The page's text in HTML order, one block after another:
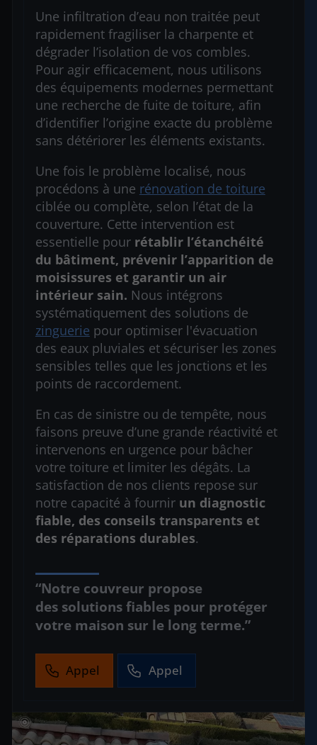
Une infiltration d’eau non traitée peut
rapidement fragiliser la charpente et
dégrader l’isolation de vos combles.
Pour agir efficacement, nous utilisons
des équipements modernes permettant
une recherche de fuite de toiture, afin
d’identifier l’origine exacte du problème
sans détériorer les éléments existants.
Une fois le problème localisé, nous
procédons à une rénovation de toiture
ciblée ou complète, selon l’état de la
couverture. Cette intervention est
essentielle pour rétablir l’étanchéité
du bâtiment, prévenir l’apparition de
moisissures et garantir un air
intérieur sain. Nous intégrons
systématiquement des solutions de
zinguerie pour optimiser l'évacuation
des eaux pluviales et sécuriser les zones
sensibles telles que les jonctions et les
points de raccordement.
En cas de sinistre ou de tempête, nous
faisons preuve d’une grande réactivité et
intervenons en urgence pour bâcher
votre toiture et limiter les dégâts. La
satisfaction de nos clients repose sur
notre capacité à fournir un diagnostic
fiable, des conseils transparents et
des réparations durables.
Notre couvreur propose
des solutions fiables pour protéger
votre maison sur le long terme.
Appel Appel